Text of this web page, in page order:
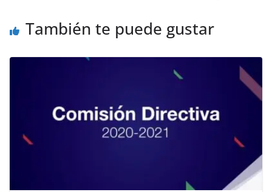
También te puede gustar